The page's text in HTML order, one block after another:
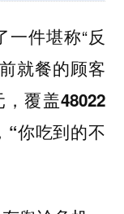
件堪称“反
就餐的顾客
覆盖48022
“你吃到的不